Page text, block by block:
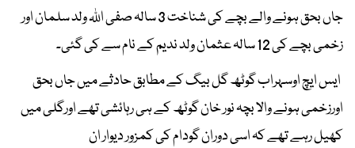
جاں بحق ہونے والے بچے کی شناخت 3 سالہ صفی اللہ ولد سلمان اور
زخمی بچے کی 12 سالہ عثمان ولد ندیم کے نام سے کی گئی۔
ایس ایچ اوسہراب گوٹھ گل بیگ کے مطابق حادثے میں جاں بحق
اورزخمی ہونے والا بچہ نور خان گوٹھ کے ہی رہائشی تھے اورگلی میں
کھیل رہے تھے کہ اسی دوران گودام کی کمزور دیوار ان